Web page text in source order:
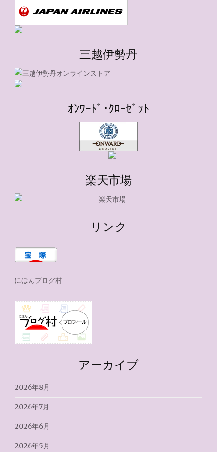
三越伊勢丹
ｵﾝﾜｰﾄﾞ･ｸﾛｰｾﾞｯﾄ
楽天市場
リンク
にほんブログ村
アーカイブ
2026年8月
2026年7月
2026年6月
2026年5月